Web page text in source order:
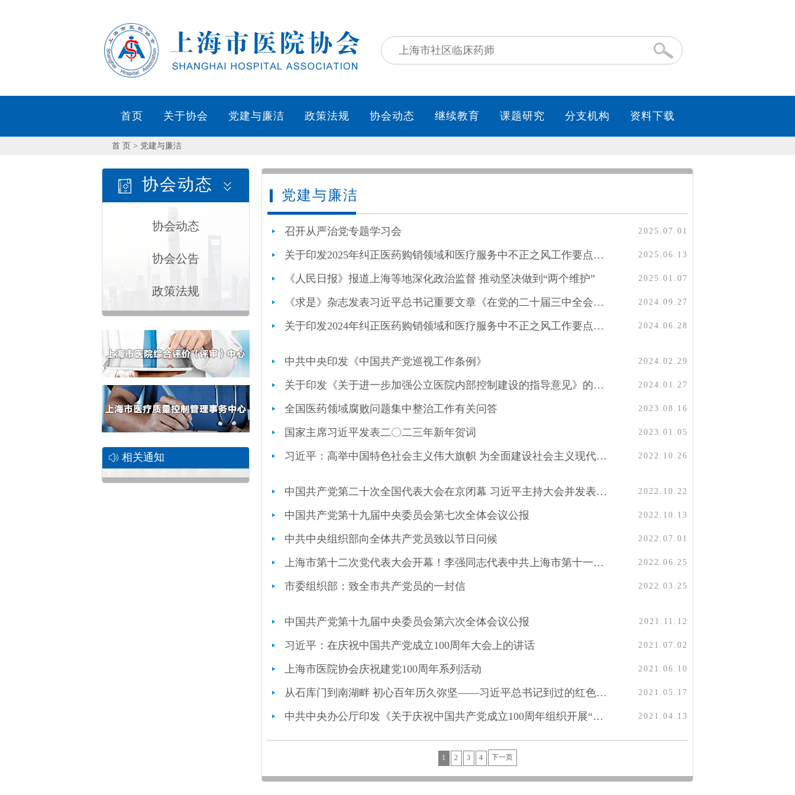
首 页 > 党建与廉洁
协会动态
协会动态
协会公告
政策法规
相关通知
党建与廉洁
召开从严治党专题学习会 2025.07.01
关于印发2025年纠正医药购销领域和医疗服务中不正之风工作要点的通知（附解读） 2025.06.13
《人民日报》报道上海等地深化政治监督 推动坚决做到“两个维护” 2025.01.07
《求是》杂志发表习近平总书记重要文章《在党的二十届三中全会第二次全体会议上的讲话》 2024.09.27
关于印发2024年纠正医药购销领域和医疗服务中不正之风工作要点的通知 2024.06.28
中共中央印发《中国共产党巡视工作条例》 2024.02.29
关于印发《关于进一步加强公立医院内部控制建设的指导意见》的通知 2024.01.27
全国医药领域腐败问题集中整治工作有关问答 2023.08.16
国家主席习近平发表二〇二三年新年贺词 2023.01.05
习近平：高举中国特色社会主义伟大旗帜 为全面建设社会主义现代化国家而团结奋斗——在中国共产党第二十次全国代表大会上的报告 2022.10.26
中国共产党第二十次全国代表大会在京闭幕 习近平主持大会并发表重要讲话 2022.10.22
中国共产党第十九届中央委员会第七次全体会议公报 2022.10.13
中共中央组织部向全体共产党员致以节日问候 2022.07.01
上海市第十二次党代表大会开幕！李强同志代表中共上海市第十一届委员会作报告 2022.06.25
市委组织部：致全市共产党员的一封信 2022.03.25
中国共产党第十九届中央委员会第六次全体会议公报 2021.11.12
习近平：在庆祝中国共产党成立100周年大会上的讲话 2021.07.02
上海市医院协会庆祝建党100周年系列活动 2021.06.10
从石库门到南湖畔 初心百年历久弥坚——习近平总书记到过的红色圣地之上海浙江篇 2021.05.17
中共中央办公厅印发《关于庆祝中国共产党成立100周年组织开展“永远跟党走”群众性主题宣传教育活动的通知》 2021.04.13
1 2 3 4 下一页